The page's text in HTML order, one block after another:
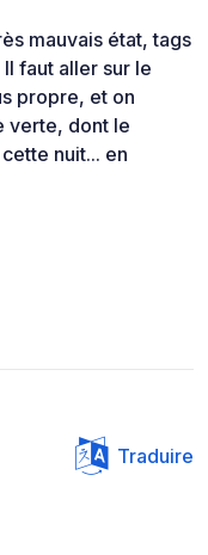
mauvais état, tags
faut aller sur le
propre, et on
verte, dont le
nuit... en
Traduire